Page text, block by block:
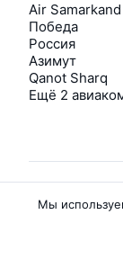
Air Samarkand
Победа
Россия
Азимут
Qanot Sharq
Ещё 2
Мы